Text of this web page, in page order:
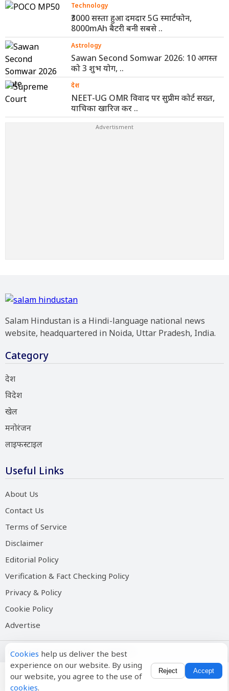
Technology
₹3000 सस्ता हुआ दमदार 5G स्मार्टफोन,
8000mAh बैटरी बनी सबसे ..
Astrology
Sawan Second Somwar 2026: 10 अगस्त
को 3 शुभ योग, ..
देश
NEET-UG OMR विवाद पर सुप्रीम कोर्ट सख्त,
याचिका खारिज कर ..
Salam Hindustan is a Hindi-language national news
website, headquartered in Noida, Uttar Pradesh, India.
Category
देश
विदेश
खेल
मनोरंजन
लाइफस्टाइल
Useful Links
About Us
Contact Us
Terms of Service
Disclaimer
Editorial Policy
Verification & Fact Checking Policy
Privacy & Policy
Cookie Policy
Advertise
Copyright © 2026 Salam Hindustan
Cookies help us deliver the best
experience on our website. By using
our website, you agree to the use of
cookies.
Reject Accept